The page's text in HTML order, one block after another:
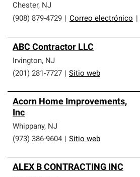
Chester, NJ
(908) 879-4729
Correo electrónico
ABC Contractor LLC
Irvington, NJ
(201) 281-7727
Sitio web
Acorn Home Improvements,
Inc
Whippany, NJ
(973) 386-9604
Sitio web
ALEX B CONTRACTING INC